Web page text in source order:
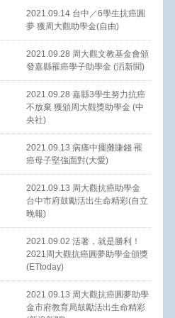
2021.09.14 台中／6學生抗癌圓
夢 獲周大觀助學金(自由)
2021.09.28 周大觀文教基金會頒
發嘉縣罹癌學子助學金 (滔新聞)
2021.09.28 嘉縣3學生努力抗癌
不放棄 獲頒周大觀獎助學金 (中
央社)
2021.09.13 病痛中擺攤賺錢 罹
癌母子堅強面對(大愛)
2021.09.13 周大觀抗癌助學金
台中市府鼓勵活出生命精彩(自立
晚報)
2021.09.02 活著，就是勝利！
2021周大觀抗癌圓夢助學金頒獎
(ETtoday)
2021.09.13 周大觀抗癌圓夢助學
金市府教育局鼓勵活出生命精彩